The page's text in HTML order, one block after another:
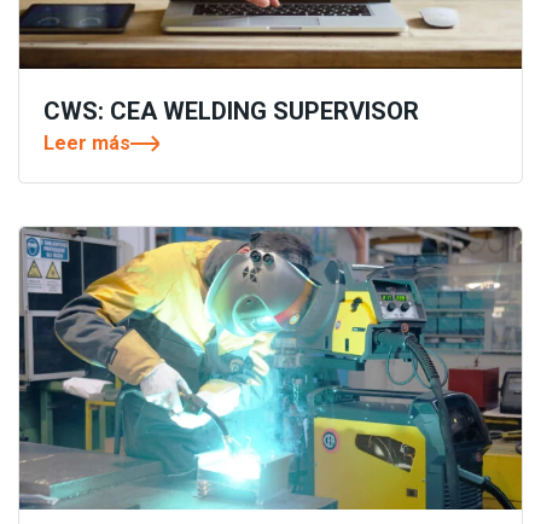
CWS: CEA WELDING SUPERVISOR
Leer más